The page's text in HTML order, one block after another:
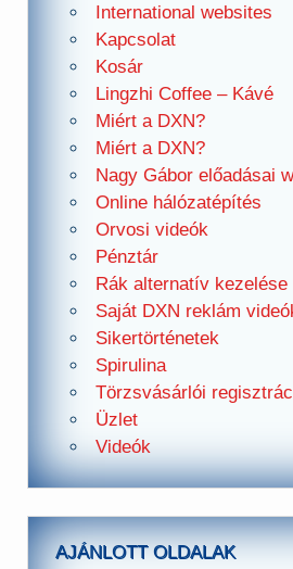
International websites
Kapcsolat
Kosár
Lingzhi Coffee – Kávé
Miért a DXN?
Miért a DXN?
Nagy Gábor előadásai
Online hálózatépítés
Orvosi videók
Pénztár
Rák alternatív kezelése
Saját DXN reklám
Sikertörténetek
Spirulina
Törzsvásárlói
Üzlet
Videók
AJÁNLOTT OLDALAK